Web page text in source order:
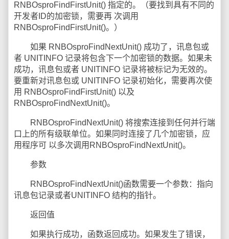
RNBOsproFindFirstUnit() 指定的。（要找到具有不同的
开发者ID的加密锁，需要再 次调用
RNBOsproFindFirstUnit()。）
如果 RNBOsproFindNextUnit() 成功了，讯息包或
者 UNITINFO 记录将包含下一个加密锁的数据。如果未
成功，讯息包或者 UNITINFO 记录将被标记为无效的。
要重新对讯息包或 UNITINFO 记录初始化，需要再次使
用 RNBOsproFindFirstUnit() 以及
RNBOsproFindNextUnit()。
RNBOsproFindNextUnit() 将搜索连接到任何并行端
口上的所有级联单位。如果同时连接了几个加密锁，应
用程序可 以多次调用RNBOsproFindNextUnit()。
参数
RNBOsproFindNextUnit()函数需要一个参数：指向
讯息包记录或者UNITINFO 结构的指针。
返回值
如果执行成功，函数返回成功。如果发生了错误，